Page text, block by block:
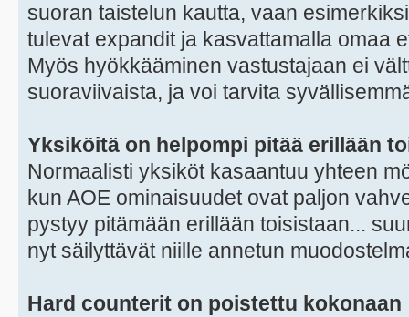
suoran taistelun kautta, vaan
tulevat expandit ja kasvattamalla omaa
Myös hyökkääminen vastustajaan ei
suoraviivaista, ja voi tarvita
Yksiköitä on helpompi pitää erillään
Normaalisti yksiköt kasaantuu yhteen
kun AOE ominaisuudet ovat paljon
pystyy pitämään erillään toisistaan...
nyt säilyttävät niille annetun
Hard counterit on poistettu kokonaan